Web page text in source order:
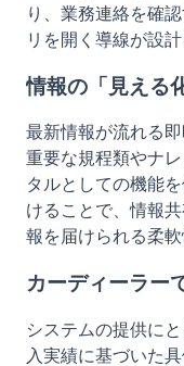
り、業務連絡を確
リを開く導線が設
情報の「見える
最新情報が流れる
重要な規程類やナ
タルとしての機能
けることで、情報
報を届けられる柔軟
カーディーラー
システムの提供に
入実績に基づいた